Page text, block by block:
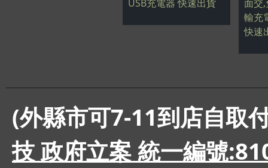
USB充電器 快速出貨
面交
輸充
快速
(外縣市可7-11到店自取
技 政府立案 統一編號